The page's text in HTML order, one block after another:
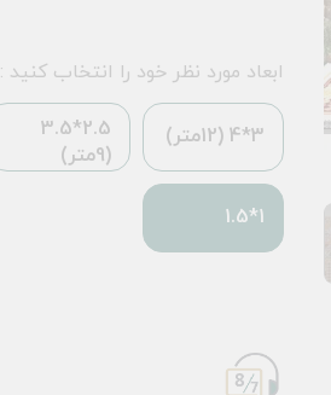
ابعاد مورد نظر خود را انتخاب کنید :
3*4 (12متر)
2.5*3.5
(9متر)
1*1.5